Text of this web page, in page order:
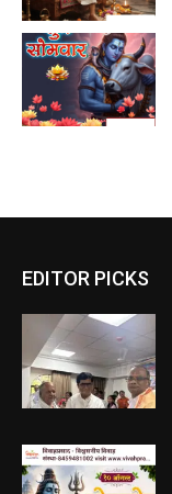
EDITOR PICKS